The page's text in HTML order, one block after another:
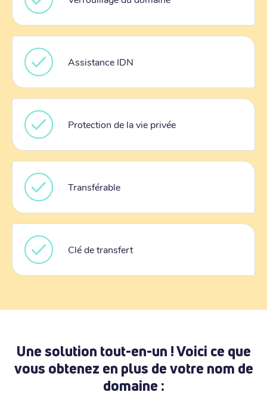
Assistance IDN
Protection de la vie privée
Transférable
Clé de transfert
Une solution tout-en-un ! Voici ce que
vous obtenez en plus de votre nom de
domaine :